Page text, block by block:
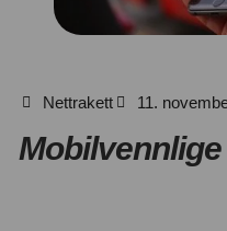
Nettrakett 11.